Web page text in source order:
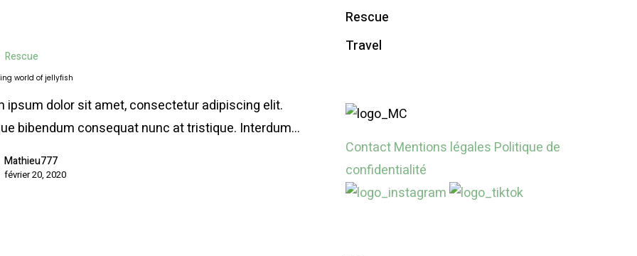
Rescue
world of jellyfish
ipsum dolor sit amet, consectetur adipiscing elit.
bibendum consequat nunc at tristique. Interdum…
Mathieu777
février 20, 2020
Rescue
Travel
ContactMentions légales Politique de
confidentialité